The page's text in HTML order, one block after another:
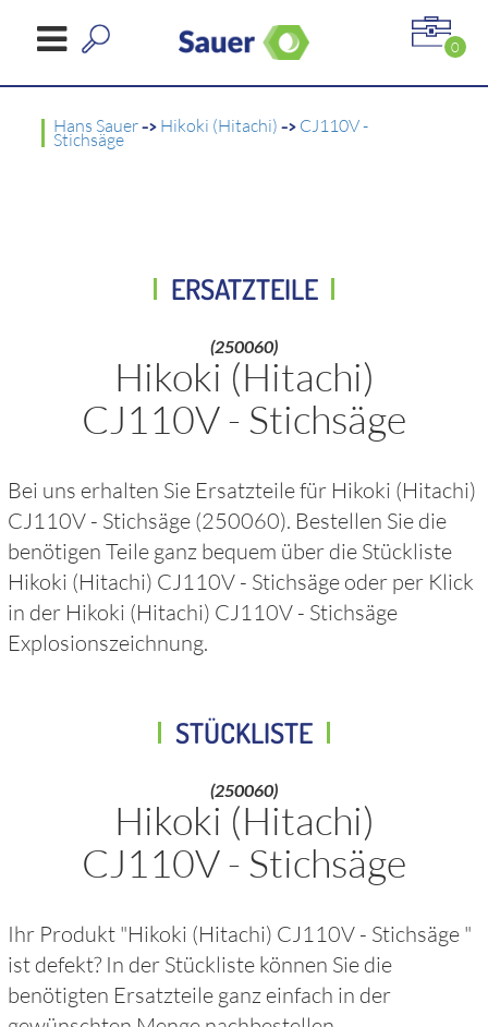
0
Hans Sauer-> Hikoki (Hitachi) -> CJ110V -
Stichsäge
ERSATZTEILE
(250060)
Hikoki (Hitachi)
CJ110V - Stichsäge
Bei uns erhalten Sie Ersatzteile für Hikoki (Hitachi)
CJ110V - Stichsäge (250060). Bestellen Sie die
benötigen Teile ganz bequem über die Stückliste
Hikoki (Hitachi) CJ110V - Stichsäge oder per Klick
in der Hikoki (Hitachi) CJ110V - Stichsäge
Explosionszeichnung.
STÜCKLISTE
(250060)
Hikoki (Hitachi)
CJ110V - Stichsäge
Ihr Produkt "Hikoki (Hitachi) CJ110V - Stichsäge "
ist defekt? In der Stückliste können Sie die
benötigten Ersatzteile ganz einfach in der